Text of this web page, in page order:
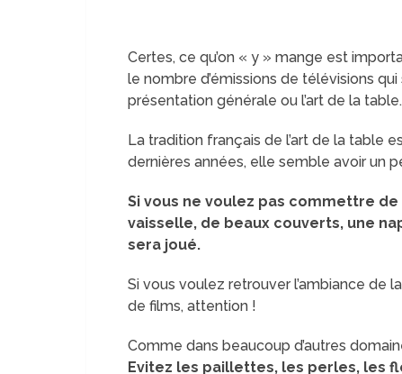
Certes, ce qu’on « y » mange est
le nombre d’émissions de télévisions
présentation générale ou l’art de la table.
La tradition français de l’art de la table
dernières années, elle semble avoir un
Si vous ne voulez pas commettre
vaisselle, de beaux couverts, une
sera joué.
Si vous voulez retrouver l’ambiance de
de films, attention !
Comme dans beaucoup d’autres
Evitez les paillettes, les perles, les